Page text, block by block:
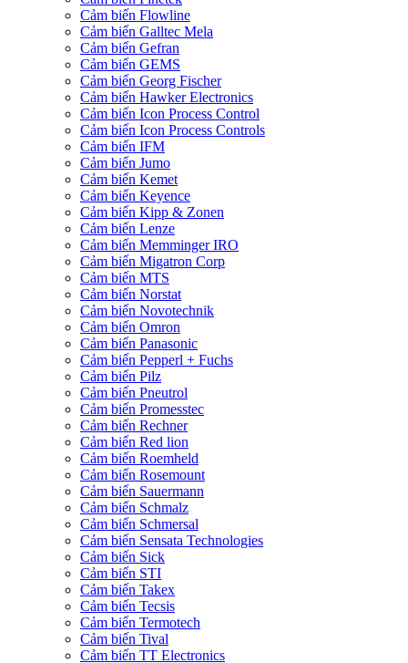
Cảm biến Flowline
Cảm biến Galltec Mela
Cảm biến Gefran
Cảm biến GEMS
Cảm biến Georg Fischer
Cảm biến Hawker Electronics
Cảm biến Icon Process Control
Cảm biến Icon Process Controls
Cảm biến IFM
Cảm biến Jumo
Cảm biến Kemet
Cảm biến Keyence
Cảm biến Kipp & Zonen
Cảm biến Lenze
Cảm biến Memminger IRO
Cảm biến Migatron Corp
Cảm biến MTS
Cảm biến Norstat
Cảm biến Novotechnik
Cảm biến Omron
Cảm biến Panasonic
Cảm biến Pepperl + Fuchs
Cảm biến Pilz
Cảm biến Pneutrol
Cảm biến Promesstec
Cảm biến Rechner
Cảm biến Red lion
Cảm biến Roemheld
Cảm biến Rosemount
Cảm biến Sauermann
Cảm biến Schmalz
Cảm biến Schmersal
Cảm biến Sensata Technologies
Cảm biến Sick
Cảm biến STI
Cảm biến Takex
Cảm biến Tecsis
Cảm biến Termotech
Cảm biến Tival
Cảm biến TT Electronics